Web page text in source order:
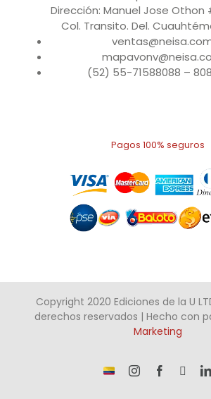
Dirección: Manuel Jose Othon
Col. Transito. Del.
(52) 55-71588088 –
Pagos 100% seguros
Copyright 2020 Ediciones de la U
derechos reservados | Hecho con
Marketing
¡Somos InstagramFacebook